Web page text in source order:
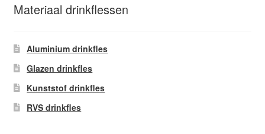
Materiaal drinkflessen
Aluminium drinkfles
Glazen drinkfles
Kunststof drinkfles
RVS drinkfles